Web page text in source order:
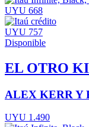
UYU 668
UYU 757
Disponible
EL OTRO
ALEX KERR Y
UYU 1.490